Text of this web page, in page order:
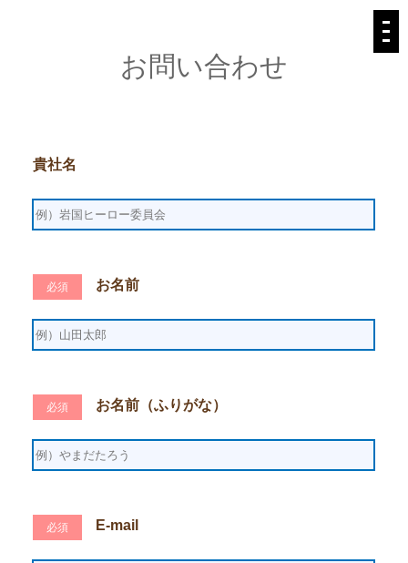
お問い合わせ
貴社名
お名前
必須
お名前（ふりがな）
必須
E-mail
必須